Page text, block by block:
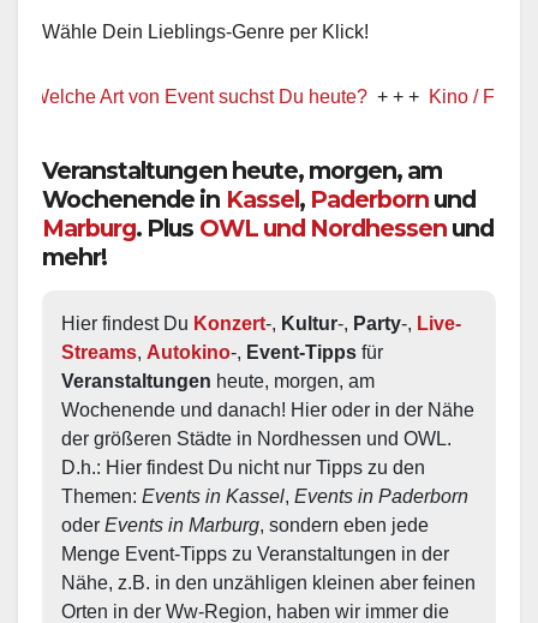
Wähle Dein Lieblings-Genre per Klick!
Art von Event suchst Du heute? + + + Kino / Film + + +
Veranstaltungen heute, morgen, am
Wochenende in Kassel, Paderborn und
Marburg. Plus OWL und Nordhessen und
mehr!
Hier findest Du Konzert-, Kultur-, Party-, Live-
Streams, Autokino-, Event-Tipps
Veranstaltungen heute, morgen, am
Wochenende und danach! Hier oder in der Nähe
der größeren Städte in Nordhessen und OWL.
D.h.: Hier findest Du nicht nur Tipps zu den
Themen: Events in Kassel, Events in Paderborn
oder Events in Marburg, sondern eben jede
Menge Event-Tipps zu Veranstaltungen in der
Nähe, z.B. in den unzähligen kleinen aber feinen
Orten in der Ww-Region, haben wir immer die